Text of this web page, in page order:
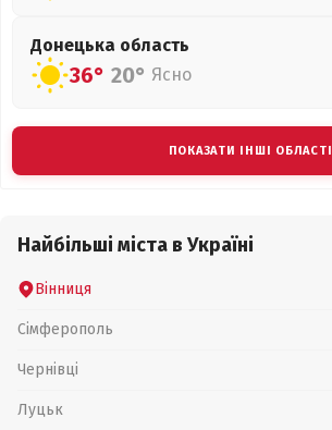
Донецька область
36° 20° Ясно
ПОКАЗАТИ ІНШІ ОБЛАСТІ
Найбільші міста в Україні
Вінниця
Сімферополь
Чернівці
Луцьк